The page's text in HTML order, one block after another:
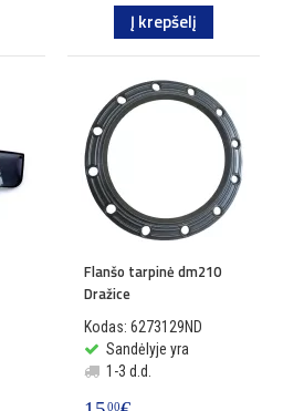
Į krepšelį
Flanšo tarpinė dm210
Dražice
Kodas: 6273129ND
Sandėlyje yra
1-3 d.d.
00